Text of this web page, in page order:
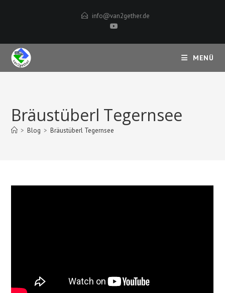
info@van2gether.de
MENÜ
Bräustüberl Tegernsee
> Blog > Bräustüberl Tegernsee